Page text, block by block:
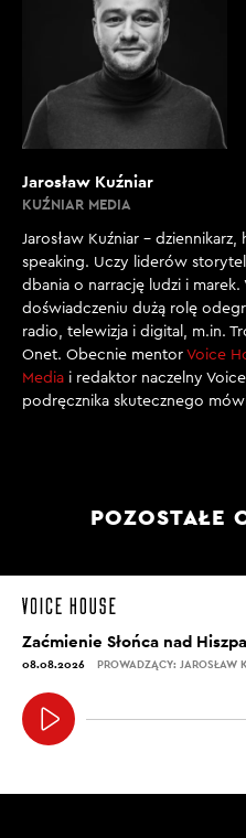
Jarosław Kuźniar
KUŹNIAR MEDIA
Jarosław Kuźniar –
speaking. Uczy liderów
dbania o narrację ludzi i
doświadczeniu dużą rolę
radio, telewizja i digital, m.in.
Onet. Obecnie mentor Voice
Media i redaktor naczelny
podręcznika skutecznego
POZOSTAŁE
Zaćmienie Słońca nad
08.08.2026 PROWADZĄCY: JAROSŁAW